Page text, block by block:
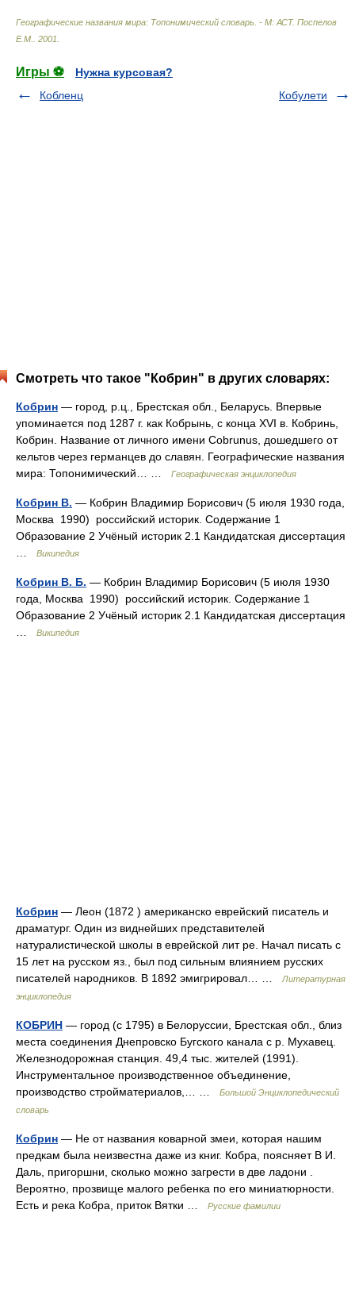
Географические названия мира: Топонимический словарь. - М: АСТ. Поспелов
Е.М.
2001
Игры ⚽
Нужна курсовая?
Кобленц
Кобулети
Смотреть что такое "Кобрин" в других словарях:
Кобрин — город, р.ц., Брестская обл., Беларусь. Впервые
упоминается под 1287 г. как Кобрынь, с конца XVI в. Кобринь,
Кобрин. Название от личного имени Cobrunus, дошедшего от
кельтов через германцев до славян. Географические названия
мира: Топонимический… …
Географическая энциклопедия
Кобрин В. — Кобрин Владимир Борисович (5 июля 1930 года,
Москва 1990) российский историк. Содержание 1
Образование 2 Учёный историк 2.1 Кандидатская диссертация
Википедия
Кобрин В. Б. — Кобрин Владимир Борисович (5 июля 1930
года, Москва 1990) российский историк. Содержание 1
Образование 2 Учёный историк 2.1 Кандидатская диссертация
Википедия
Кобрин — Леон (1872 ) американско еврейский писатель и
драматург. Один из виднейших представителей
натуралистической школы в еврейской лит ре. Начал писать с
15 лет на русском яз., был под сильным влиянием русских
писателей народников. В 1892 эмигрировал… …
Литературная
энциклопедия
КОБРИН — город (с 1795) в Белоруссии, Брестская обл., близ
места соединения Днепровско Бугского канала с р. Мухавец.
Железнодорожная станция. 49,4 тыс. жителей (1991).
Инструментальное производственное объединение,
производство стройматериалов,… …
Большой Энциклопедический
словарь
Кобрин — Не от названия коварной змеи, которая нашим
предкам была неизвестна даже из книг. Кобра, поясняет В И.
Даль, пригоршни, сколько можно загрести в две ладони .
Вероятно, прозвище малого ребенка по его миниатюрности.
Есть и река Кобра, приток Вятки …
Русские фамилии